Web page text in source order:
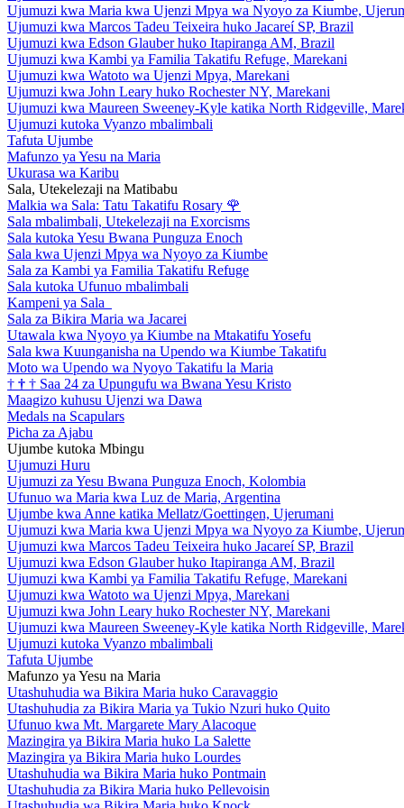
Ujumuzi kwa Maria kwa Ujenzi Mpya wa Nyoyo za Kiumbe,
Ujumuzi kwa Marcos Tadeu Teixeira huko Jacareí SP, Brazil
Ujumuzi kwa Edson Glauber huko Itapiranga AM, Brazil
Ujumuzi kwa Kambi ya Familia Takatifu Refuge, Marekani
Ujumuzi kwa Watoto wa Ujenzi Mpya, Marekani
Ujumuzi kwa John Leary huko Rochester NY, Marekani
Ujumuzi kwa Maureen Sweeney-Kyle katika North Ridgeville,
Ujumuzi kutoka Vyanzo mbalimbali
Tafuta Ujumbe
Mafunzo ya Yesu na Maria
Ukurasa wa Karibu
Sala, Utekelezaji na Matibabu
Malkia wa Sala: Tatu Takatifu Rosary 🌹
Sala mbalimbali, Utekelezaji na Exorcisms
Sala kutoka Yesu Bwana Punguza Enoch
Sala kwa Ujenzi Mpya wa Nyoyo za Kiumbe
Sala za Kambi ya Familia Takatifu Refuge
Sala kutoka Ufunuo mbalimbali
Kampeni ya Sala
Sala za Bikira Maria wa Jacarei
Utawala kwa Nyoyo ya Kiumbe na Mtakatifu Yosefu
Sala kwa Kuunganisha na Upendo wa Kiumbe Takatifu
Moto wa Upendo wa Nyoyo Takatifu la Maria
† † † Saa 24 za Upungufu wa Bwana Yesu Kristo
Maagizo kuhusu Ujenzi wa Dawa
Medals na Scapulars
Picha za Ajabu
Ujumbe kutoka Mbingu
Ujumuzi Huru
Ujumuzi za Yesu Bwana Punguza Enoch, Kolombia
Ufunuo wa Maria kwa Luz de Maria, Argentina
Ujumbe kwa Anne katika Mellatz/Goettingen, Ujerumani
Ujumuzi kwa Maria kwa Ujenzi Mpya wa Nyoyo za Kiumbe,
Ujumuzi kwa Marcos Tadeu Teixeira huko Jacareí SP, Brazil
Ujumuzi kwa Edson Glauber huko Itapiranga AM, Brazil
Ujumuzi kwa Kambi ya Familia Takatifu Refuge, Marekani
Ujumuzi kwa Watoto wa Ujenzi Mpya, Marekani
Ujumuzi kwa John Leary huko Rochester NY, Marekani
Ujumuzi kwa Maureen Sweeney-Kyle katika North Ridgeville,
Ujumuzi kutoka Vyanzo mbalimbali
Tafuta Ujumbe
Mafunzo ya Yesu na Maria
Utashuhudia wa Bikira Maria huko Caravaggio
Utashuhudia za Bikira Maria ya Tukio Nzuri huko Quito
Ufunuo kwa Mt. Margarete Mary Alacoque
Mazingira ya Bikira Maria huko La Salette
Mazingira ya Bikira Maria huko Lourdes
Utashuhudia wa Bikira Maria huko Pontmain
Utashuhudia za Bikira Maria huko Pellevoisin